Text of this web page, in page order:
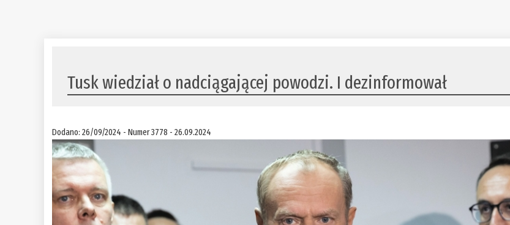
Tusk wiedział o nadciągającej powodzi. I dezinformował
Dodano: 26/09/2024 - Numer 3778 - 26.09.2024